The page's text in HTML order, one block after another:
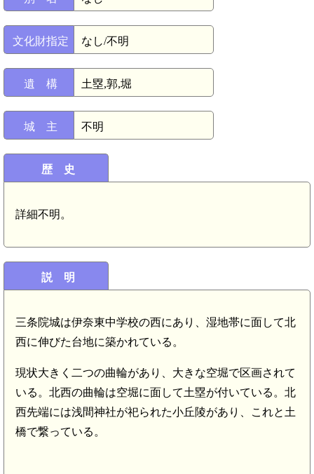
文化財指定 なし/不明
遺 構 土塁,郭,堀
城 主 不明
歴 史
詳細不明。
説 明
三条院城は伊奈東中学校の西にあり、湿地帯に面して北
西に伸びた台地に築かれている。
現状大きく二つの曲輪があり、大きな空堀で区画されて
いる。北西の曲輪は空堀に面して土塁が付いている。北
西先端には浅間神社が祀られた小丘陵があり、これと土
橋で繋っている。